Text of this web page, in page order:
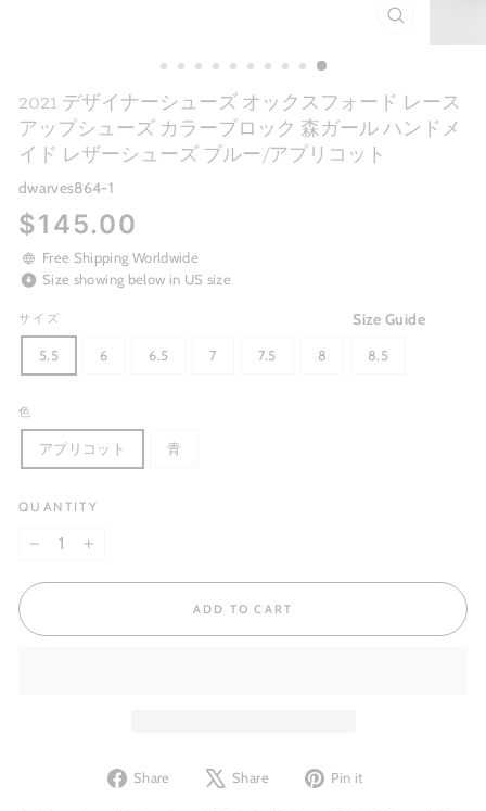
(ESC)
2021 デザイナーシューズ オックスフォード レース
アップシューズ カラーブロック 森ガール ハンドメ
イド レザーシューズ ブルー/アプリコット
dwarves864-1
Regular
price
$145.00
Free Shipping Worldwide
Size showing below in US size
Size Guide
サイズ
5.5 6 6.5 7 7.5 8 8.5
色
アプリコット 青
QUANTITY
ADD TO CART
Share
Share
Share
Tweet Pin it